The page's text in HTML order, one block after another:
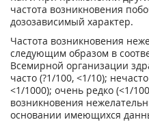
частота возникновения
дозозависимый характер.
Частота возникновения
следующим образом в
Всемирной организации
часто (?1/100, <1/10);
<1/1000); очень редко (<1/
возникновения
основании имеющихся